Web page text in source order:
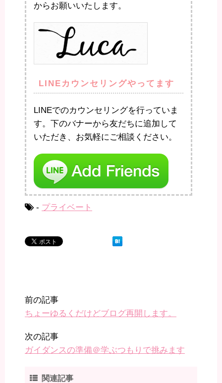
からお願いいたします。
LINEカウンセリングやってます
LINEでのカウンセリングを行っていま
す。下のバナーから友だちに追加して
いただき、お気軽にご相談ください。
- プライベート
前の記事
ちょーゆるくだけどブログ再開します。
次の記事
ガイダンスの準備＠学ぶつもりで挑みます
関連記事